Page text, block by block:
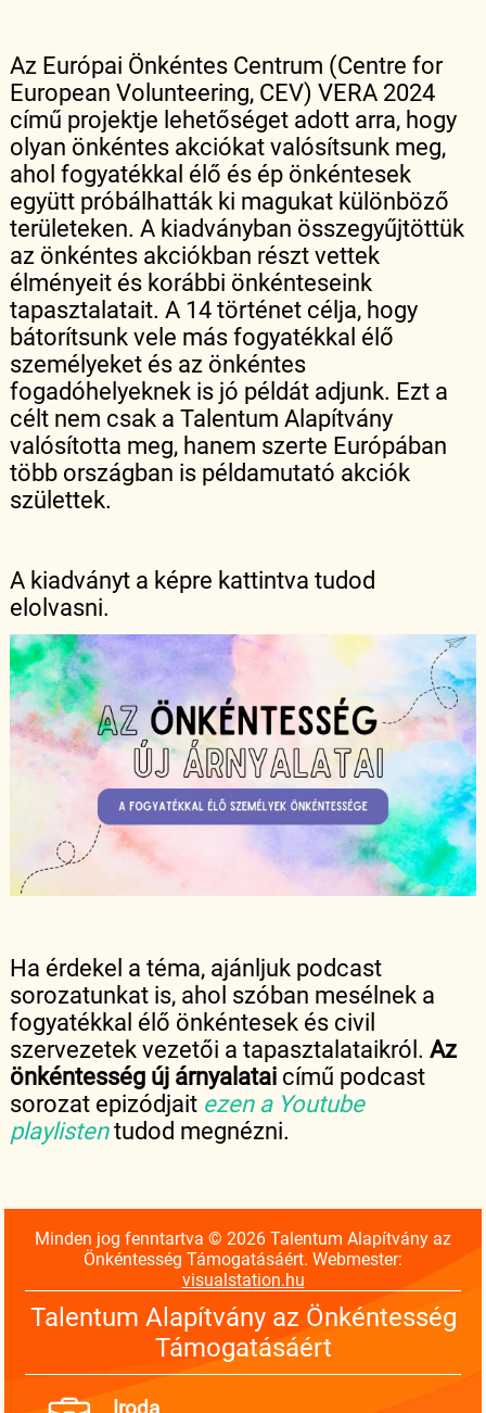
Az Európai Önkéntes Centrum (Centre for
European Volunteering, CEV) VERA 2024
című projektje lehetőséget adott arra, hogy
olyan önkéntes akciókat valósítsunk meg,
ahol fogyatékkal élő és ép önkéntesek
együtt próbálhatták ki magukat különböző
területeken. A kiadványban összegyűjtöttük
az önkéntes akciókban részt vettek
élményeit és korábbi önkénteseink
tapasztalatait. A 14 történet célja, hogy
bátorítsunk vele más fogyatékkal élő
személyeket és az önkéntes
fogadóhelyeknek is jó példát adjunk. Ezt a
célt nem csak a Talentum Alapítvány
valósította meg, hanem szerte Európában
több országban is példamutató akciók
születtek.
A kiadványt a képre kattintva tudod
elolvasni.
Ha érdekel a téma, ajánljuk podcast
sorozatunkat is, ahol szóban mesélnek a
fogyatékkal élő önkéntesek és civil
szervezetek vezetői a tapasztalataikról.Az
önkéntesség új árnyalatai című podcast
sorozat epizódjait ezen a Youtube
playlistentudod megnézni.
Minden jog fenntartva © 2026 Talentum Alapítvány az
Önkéntesség Támogatásáért. Webmester:
visualstation.hu
Talentum Alapítvány az Önkéntesség
Támogatásáért